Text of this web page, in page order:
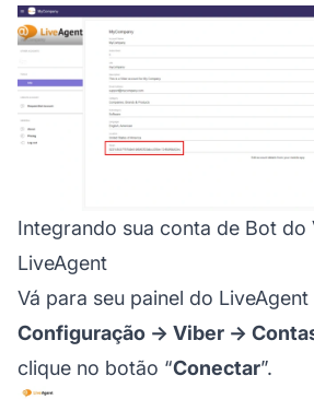
Integrando sua conta de Bot do
LiveAgent
Vá para seu painel do
Configuração → Viber →
clique no botão “Conectar”.